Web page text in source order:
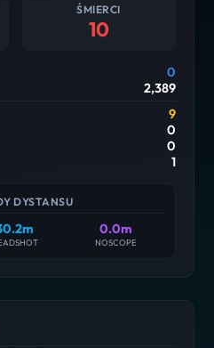
ŚMIERCI
10
0
2,389
9
0
0
1
DYSTANSU
0.0m
NOSCOPE